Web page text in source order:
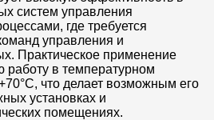
систем управления
где требуется
управления и
Практическое применение
работу в температурном
что делает возможным его
установках и
помещениях.